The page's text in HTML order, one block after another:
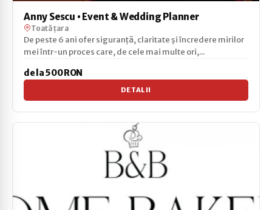
Anny Sescu • Event & Wedding Planner
Toată țara
De peste 6 ani ofer siguranță, claritate și încredere mirilor
mei într-un proces care, de cele mai multe ori,...
de la 500 RON
DETALII